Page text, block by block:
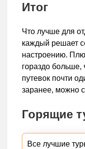
Итог
Что лучше для
каждый решает
настроению.
гораздо больше,
путевок почти
заранее, можно
Горящие
Все лучшие